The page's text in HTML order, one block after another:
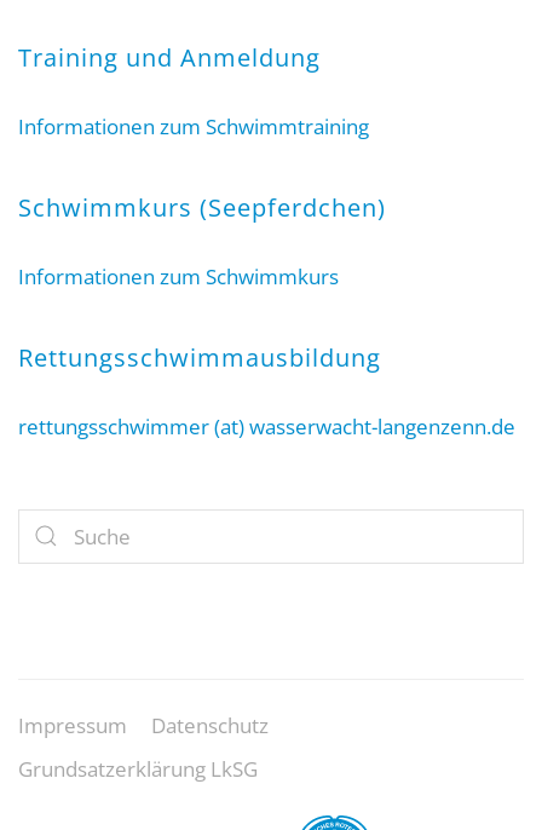
Training und Anmeldung
Informationen zum Schwimmtraining
Schwimmkurs (Seepferdchen)
Informationen zum Schwimmkurs
Rettungsschwimmausbildung
rettungsschwimmer (at) wasserwacht-langenzenn.de
Impressum
Datenschutz
Grundsatzerklärung LkSG